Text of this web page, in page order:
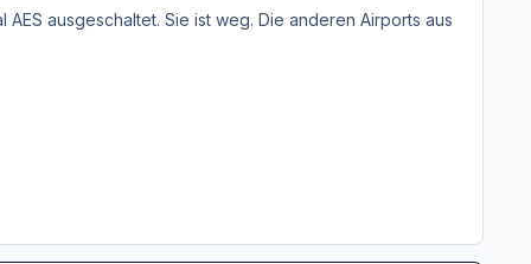
ausgeschaltet. Sie ist weg. Die anderen Airports aus